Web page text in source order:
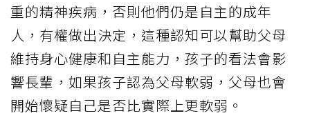
重的精神疾病，否則他們仍是自主的成年
人，有權做出決定，這種認知可以幫助父母
維持身心健康和自主能力，孩子的看法會影
響長輩，如果孩子認為父母軟弱，父母也會
開始懷疑自己是否比實際上更軟弱。